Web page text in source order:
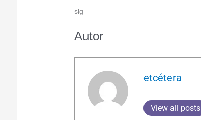
slg
Autor
etcétera
View all posts